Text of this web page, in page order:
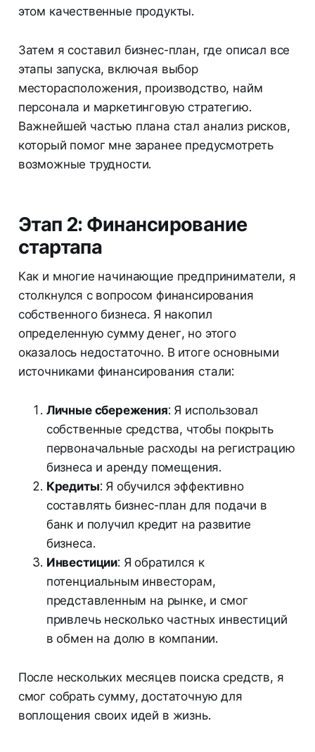
этом качественные продукты.
Затем я составил бизнес-план, где описал все
этапы запуска, включая выбор
месторасположения, производство, найм
персонала и маркетинговую стратегию.
Важнейшей частью плана стал анализ рисков,
который помог мне заранее предусмотреть
возможные трудности.
Этап 2: Финансирование
стартапа
Как и многие начинающие предприниматели, я
столкнулся с вопросом финансирования
собственного бизнеса. Я накопил
определенную сумму денег, но этого
оказалось недостаточно. В итоге основными
источниками финансирования стали:
Личные сбережения: Я использовал
собственные средства, чтобы покрыть
первоначальные расходы на регистрацию
бизнеса и аренду помещения.
Кредиты: Я обучился эффективно
составлять бизнес-план для подачи в
банк и получил кредит на развитие
бизнеса.
Инвестиции: Я обратился к
потенциальным инвесторам,
представленным на рынке, и смог
привлечь несколько частных инвестиций
в обмен на долю в компании.
После нескольких месяцев поиска средств, я
смог собрать сумму, достаточную для
воплощения своих идей в жизнь.